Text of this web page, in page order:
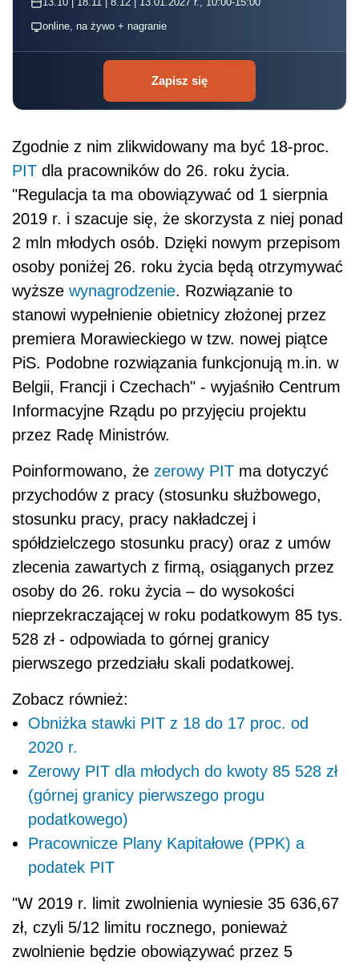
online, na żywo + nagranie
Zapisz się
Zgodnie z nim zlikwidowany ma być 18-proc.
PIT dla pracowników do 26. roku życia.
"Regulacja ta ma obowiązywać od 1 sierpnia
2019 r. i szacuje się, że skorzysta z niej ponad
2 mln młodych osób. Dzięki nowym przepisom
osoby poniżej 26. roku życia będą otrzymywać
wyższe wynagrodzenie. Rozwiązanie to
stanowi wypełnienie obietnicy złożonej przez
premiera Morawieckiego w tzw. nowej piątce
PiS. Podobne rozwiązania funkcjonują m.in. w
Belgii, Francji i Czechach" - wyjaśniło Centrum
Informacyjne Rządu po przyjęciu projektu
przez Radę Ministrów.
Poinformowano, że zerowy PIT ma dotyczyć
przychodów z pracy (stosunku służbowego,
stosunku pracy, pracy nakładczej i
spółdzielczego stosunku pracy) oraz z umów
zlecenia zawartych z firmą, osiąganych przez
osoby do 26. roku życia – do wysokości
nieprzekraczającej w roku podatkowym 85 tys.
528 zł - odpowiada to górnej granicy
pierwszego przedziału skali podatkowej.
Zobacz również:
Obniżka stawki PIT z 18 do 17 proc. od
2020 r.
Zerowy PIT dla młodych do kwoty 85 528 zł
(górnej granicy pierwszego progu
podatkowego)
Pracownicze Plany Kapitałowe (PPK) a
podatek PIT
"W 2019 r. limit zwolnienia wyniesie 35 636,67
zł, czyli 5/12 limitu rocznego, ponieważ
zwolnienie będzie obowiązywać przez 5